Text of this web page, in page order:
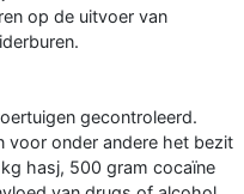
op de uitvoer van
gecontroleerd.
voor onder andere het bezit
hasj, 500 gram cocaïne